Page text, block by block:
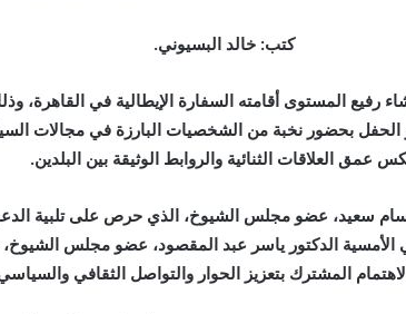
كتب: خالد البسيوني.
المستوى أقامته السفارة الإيطالية في القاهرة،
بحضور نخبة من الشخصيات البارزة في مجالات
عمق العلاقات الثنائية والروابط الوثيقة بين البلدين.
سعيد، عضو مجلس الشيوخ، الذي حرص على تلبية
الأمسية الدكتور ياسر عبد المقصود، عضو مجلس
المشترك بتعزيز الحوار والتواصل الثقافي